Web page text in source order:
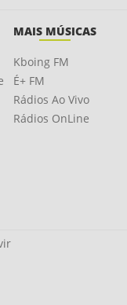
MAIS MÚSICAS
Kboing FM
É+ FM
Rádios Ao Vivo
Rádios OnLine